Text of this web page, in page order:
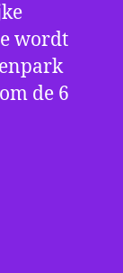
wordt
de 6